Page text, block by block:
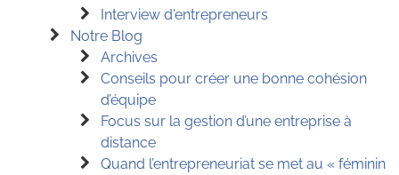
Interview d'entrepreneurs
Notre Blog
Archives
Conseils pour créer une bonne cohésion
d’équipe
Focus sur la gestion d’une entreprise à
distance
Quand l’entrepreneuriat se met au « féminin